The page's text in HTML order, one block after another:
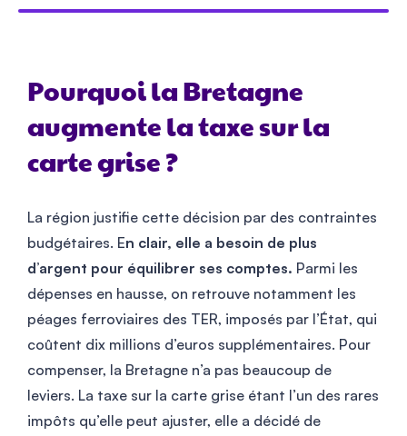
Pourquoi la Bretagne
augmente la taxe sur la
carte grise ?
La région justifie cette décision par des contraintes
budgétaires. En clair, elle a besoin de plus
d’argent pour équilibrer ses comptes. Parmi les
dépenses en hausse, on retrouve notamment les
péages ferroviaires des TER, imposés par l’État, qui
coûtent dix millions d’euros supplémentaires. Pour
compenser, la Bretagne n’a pas beaucoup de
leviers. La taxe sur la carte grise étant l’un des rares
impôts qu’elle peut ajuster, elle a décidé de